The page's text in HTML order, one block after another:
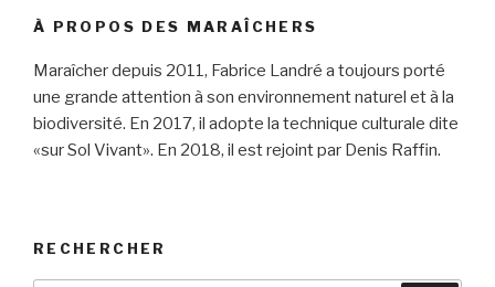
À PROPOS DES MARAÎCHERS
Maraîcher depuis 2011, Fabrice Landré a toujours porté
une grande attention à son environnement naturel et à la
biodiversité. En 2017, il adopte la technique culturale dite
«sur Sol Vivant». En 2018, il est rejoint par Denis Raffin.
RECHERCHER